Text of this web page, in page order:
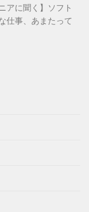
アに聞く】ソフト
仕事、あまたって